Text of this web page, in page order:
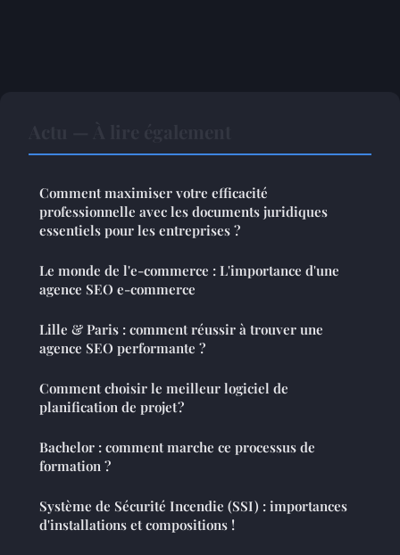
Comment maximiser votre efficacité
professionnelle avec les documents juridiques
essentiels pour les entreprises ?
Le monde de l'e-commerce : L'importance d'une
agence SEO e-commerce
Lille & Paris : comment réussir à trouver une
agence SEO performante ?
Comment choisir le meilleur logiciel de
planification de projet ?
Bachelor : comment marche ce processus de
formation ?
Système de Sécurité Incendie (SSI) : importances
d'installations et compositions !